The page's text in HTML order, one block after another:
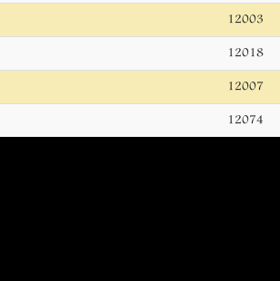
12003
12018
12007
12074